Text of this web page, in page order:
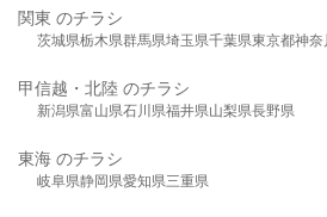
関東 のチラシ
茨城県栃木県群馬県埼玉県千葉県東京都神奈
甲信越・北陸 のチラシ
新潟県富山県石川県福井県山梨県長野県
東海 のチラシ
岐阜県静岡県愛知県三重県